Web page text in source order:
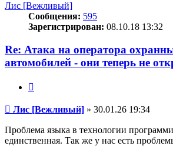
Лис [Вежливый]
Сообщения: 595
Зарегистрирован: 08.10.18 13:32
Re: Атака на оператора
автомобилей - они теперь не
Сообщение
Лис [Вежливый] » 30.01.26 19:34
Проблема языка в технологии
единственная. Так же у нас есть